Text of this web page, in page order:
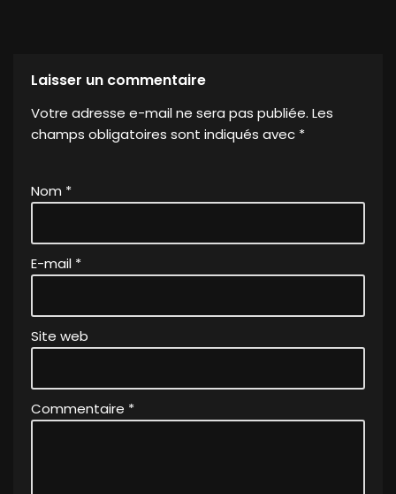
Laisser un commentaire
Votre adresse e-mail ne sera pas publiée. Les
champs obligatoires sont indiqués avec *
Nom *
E-mail *
Site web
Commentaire *
A
lt
n
ti
v
e